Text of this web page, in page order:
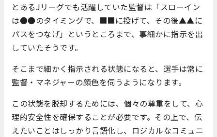
とあるJリーグでも活躍していた監督は「スローイン
は●●のタイミングで、■■に投げて、その後▲▲に
パスをつなげ」というところまで、事細かに指示を出
していたそうです。
そこまで細かく指示される状態になると、選手は常に
監督・マネジャーの顔色を伺うようになります。
この状態を脱却するためには、個々の尊重をして、心
理的安全性を確保することが必要です。その上で、伝
えたいことはしっかり言語化し、ロジカルなコミュニ